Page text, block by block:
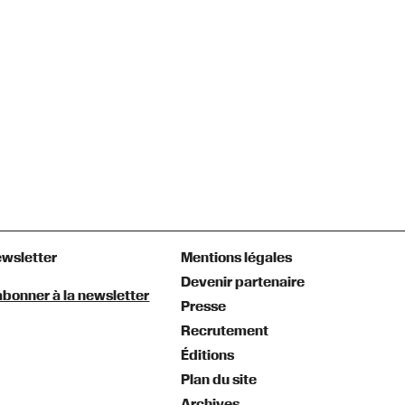
à la newsletter
Mentions légales
Devenir partenaire
Presse
Recrutement
Éditions
Plan du site